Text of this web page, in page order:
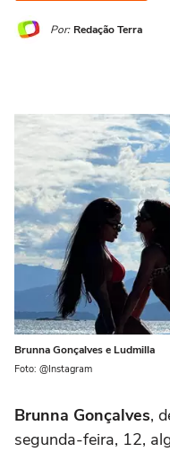
Por: Redação Terra
Brunna Gonçalves e Ludmilla
Foto: @Instagram
Brunna Gonçalves,
segunda-feira, 12,